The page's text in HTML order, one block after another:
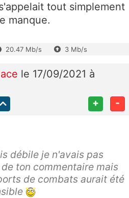
tout simplement
manque.
20.47 Mb/s 3 Mb/s
le 17/09/2021 à
+ -
débile je n'avais pas
ton commentaire mais
de combats aurait été